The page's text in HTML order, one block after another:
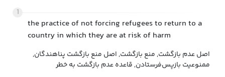
1
the practice of not forcing refugees to return to a
country in which they are at risk of harm
اصل عدم بازگشت, منع بازگشت, اصل منع بازگشت پناهندگان,
ممنوعیت بازپس‌فرستادن, قاعده عدم بازگشت به خطر